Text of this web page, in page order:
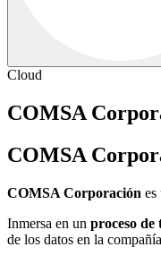
Cloud
COMSA
COMSA
COMSA Corporación es
Inmersa en un proceso
de los datos en la